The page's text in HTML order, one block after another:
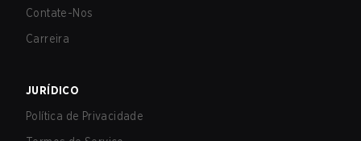
Contate-Nos
Carreira
JURÍDICO
Política de Privacidade